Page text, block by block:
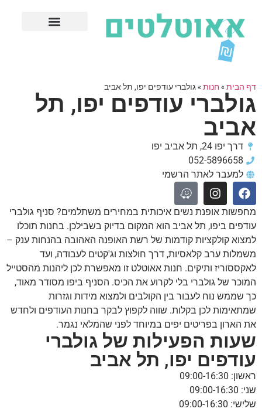
דף הבית» חנות»גולברי עודפים יפו, תל אביב
גולברי עודפים יפו, תל
אביב
דרך יפו 24, תל אביב יפו
052-5896658
למעבר לאתר הרשמי
מחפשות אופנת נשים איכותית במחירים משתלמים? סניף גולברי
עודפים ביפו, תל אביב הוא המקום בדיוק בשבילכן. בחנות תוכלו
למצוא קולקציות קודמות של רשת האופנה האהובה בהנחות ענק –
משמלות ערב קלאסיות, דרך חולצות וג'קטים לעבודה, ועד
לאקססוריז ותיקים. חנות אאוטלט זו מאפשרת לכן ליהנות מהסטייל
המוכר של גולברי בלי לקרוע את הכיס. הסניף ביפו מסודר מאוד,
כך שממש נוח לעבור בין הקולבים ולמצוא מידות וגזרות
שמתאימות לכן בקלות. שווה לקפוץ לבקר בחנות העודפים ולחדש
את הארון בפריטים יפים במיוחד לפני שהמלאי נגמר.
שעות הפעילות של גולברי
עודפים יפו, תל אביב
ראשון: 09:00-16:30
שני: 09:00-16:30
שלישי: 09:00-16:30